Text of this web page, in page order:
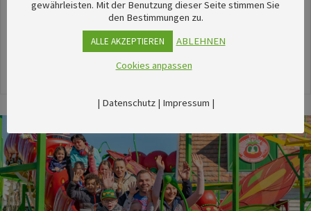
stimmungsvolle Veranstaltungen im August
herausgesucht.
gewährleisten. Mit der Benutzung dieser Seite stimmen Sie
den Bestimmungen zu.
ALLE AKZEPTIEREN
ABLEHNEN
Cookies anpassen
| Datenschutz| Impressum |